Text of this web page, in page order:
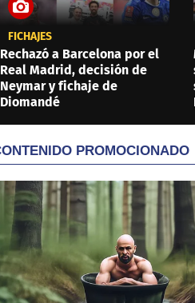
FICHAJES
Rechazó a Barcelona por el
Real Madrid, decisión de
Neymar y fichaje de
Diomandé